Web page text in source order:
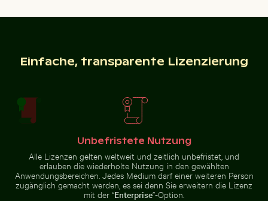
Seitenspiegel eines Autos mit Schnee bedeckt
Baumsilhouette vor
Rosa Seerosen auf einem Teich Nahaufnahme von frischen
grünen Blättern mit Wirbeleffekt
Verbranntes Streichholz mit Budget-Text
Café-Tisch im Freien mit
Einfache, transparente Lizenzierung
Unbefristete Nutzung
Alle Lizenzen gelten weltweit und zeitlich unbefristet, und
erlauben die wiederholte Nutzung in den gewählten
Anwendungsbereichen. Jedes Medium darf einer weiteren Person
zugänglich gemacht werden, es sei denn Sie erweitern die Lizenz
mit der “Enterprise”-Option.